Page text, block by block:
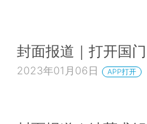
封面报道｜打开国门
2023年01月06日 APP打开